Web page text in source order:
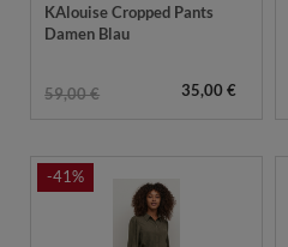
KAlouise Cropped Pants
Damen Blau
59,00 € 35,00 €
-41%